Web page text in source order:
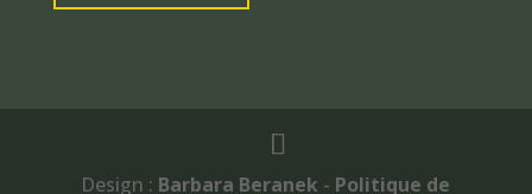
Design : Barbara Beranek - Politique de